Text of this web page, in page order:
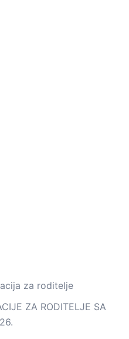
za roditelje
ZA RODITELJE SA